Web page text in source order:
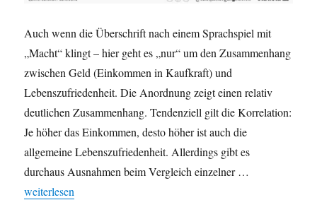
Auch wenn die Überschrift nach einem Sprachspiel mit
„Macht“ klingt – hier geht es „nur“ um den Zusammenhang
zwischen Geld (Einkommen in Kaufkraft) und
Lebenszufriedenheit. Die Anordnung zeigt einen relativ
deutlichen Zusammenhang. Tendenziell gilt die Korrelation:
Je höher das Einkommen, desto höher ist auch die
allgemeine Lebenszufriedenheit. Allerdings gibt es
durchaus Ausnahmen beim Vergleich einzelner …
„Macht Geld glücklich? Europäische Staaten im Vergleich“
weiterlesen